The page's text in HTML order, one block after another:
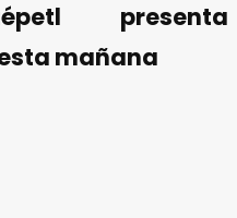
presenta
mañana